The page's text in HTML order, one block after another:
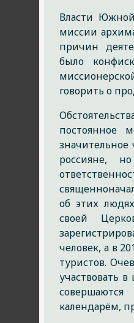
Власти
миссии
причин
было
говорить о
постоянное
россияне,
об этих
своей
человек, а в
туристов.
участвовать
календарём,